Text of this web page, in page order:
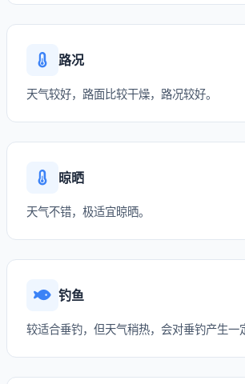
路况
天气较好，路面比较干燥，路况较好。
晾晒
天气不错，极适宜晾晒。
钓鱼
较适合垂钓，但天气稍热，会对垂钓产生一